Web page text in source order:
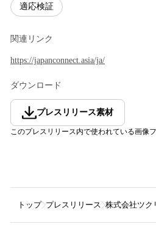
適応検証
関連リンク
https://japanconnect.asia/ja/
ダウンロード
プレスリリース素材
このプレスリリース内で使われている画像
トップ プレスリリース 株式会社ツク